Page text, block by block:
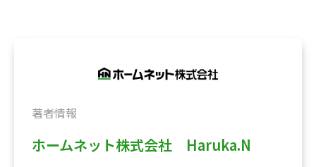
著者情報
ホームネット株式会社 Haruka.N